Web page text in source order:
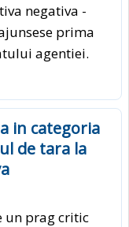
negativa -
prima
agentiei.
in categoria
de tara la
un prag critic